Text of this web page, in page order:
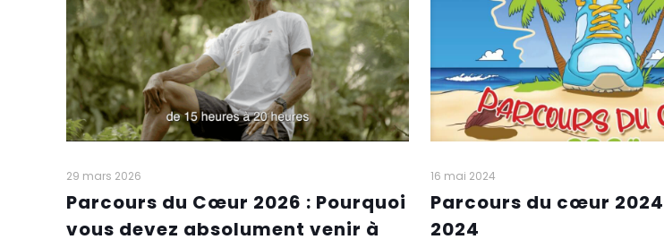
29 mars 2026
Parcours du Cœur 2026 : Pourquoi
vous devez absolument venir à
16 mai 2024
Parcours du cœur
2024